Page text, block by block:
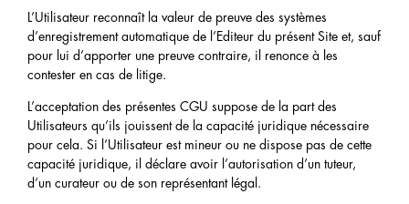
L’Utilisateur reconnaît la valeur de preuve des systèmes
d’enregistrement automatique de l’Editeur du présent Site et, sauf
pour lui d’apporter une preuve contraire, il renonce à les
contester en cas de litige.
L’acceptation des présentes CGU suppose de la part des
Utilisateurs qu’ils jouissent de la capacité juridique nécessaire
pour cela. Si l’Utilisateur est mineur ou ne dispose pas de cette
capacité juridique, il déclare avoir l’autorisation d’un tuteur,
d’un curateur ou de son représentant légal.